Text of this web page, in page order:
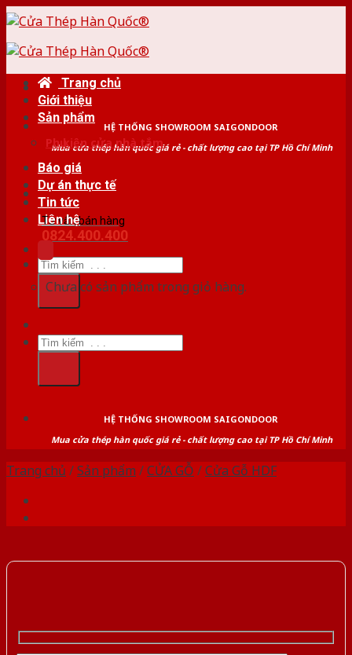
Skip
content
HỆ THỐNG SHOWROOM SAIGONDOOR
Mua cửa thép hàn quốc giá rẻ - chất lượng cao tại TP Hồ Chí Minh
Tư vấn bán hàng
0824.400.400
Tìm
kiếm:
Trang chủ
Giới thiệu
Sản phẩm
Phụ kiện cửa nhà tắm
Báo giá
Dự án thực tế
Tin tức
Liên hệ
Chưa có sản phẩm trong giỏ hàng.
Tìm
kiếm:
HỆ THỐNG SHOWROOM SAIGONDOOR
Mua cửa thép hàn quốc giá rẻ - chất lượng cao tại TP Hồ Chí Minh
Trang chủ /Sản phẩm /CỬA GỖ /Cửa Gỗ HDF